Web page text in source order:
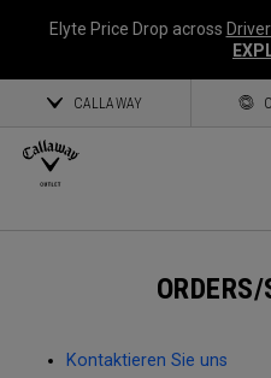
Elyte Price Drop across
CALLAWAY
Kontaktieren Sie uns